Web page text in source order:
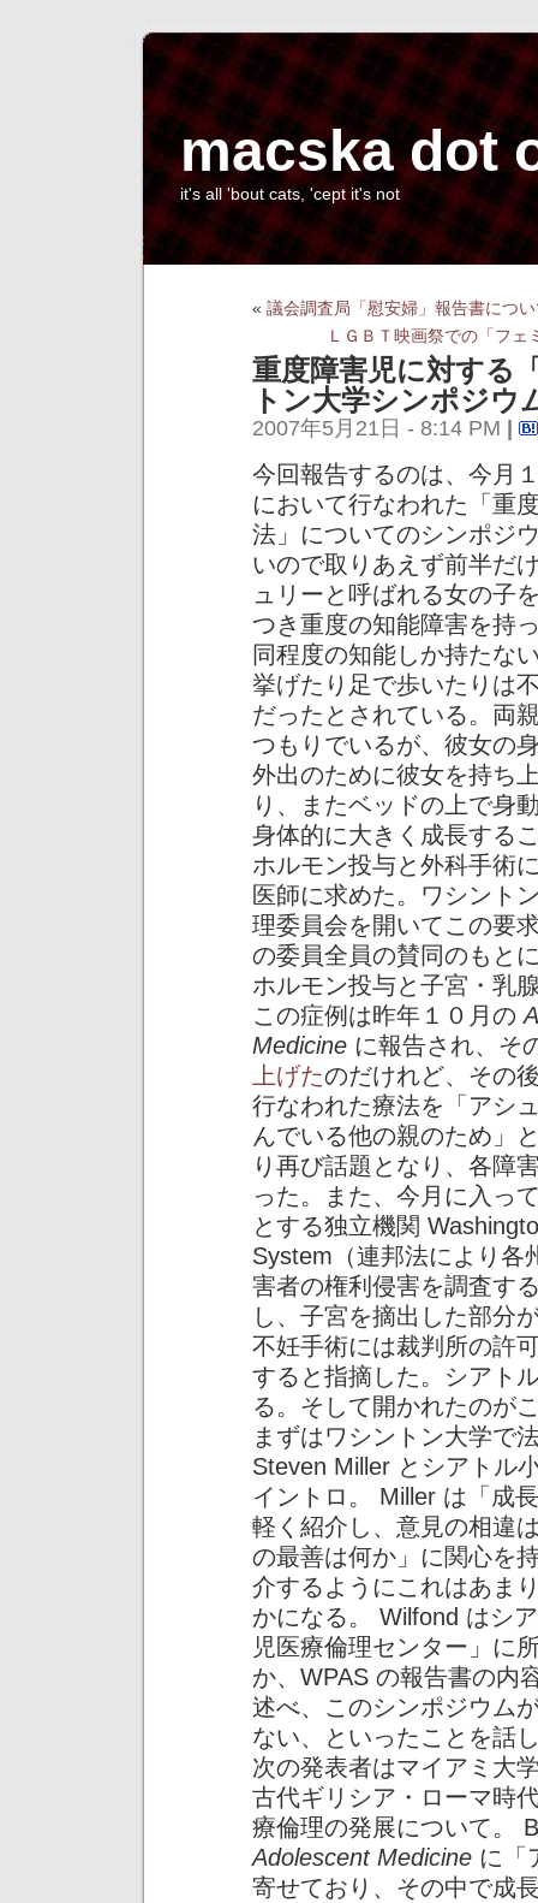
macska dot
it's all 'bout cats, 'cept it's not
« 議会調査局「慰安婦」報告書につ
ＬＧＢＴ映画祭での「フ
重度障害児に対する
トン大学シンポジウ
2007年5月21日 - 8:14 PM
今回報告するのは、今月
において行なわれた「重
法」についてのシンポジ
いので取りあえず前半だ
ュリーと呼ばれる女の子
つき重度の知能障害を持
同程度の知能しか持たな
挙げたり足で歩いたりは
だったとされている。両
つもりでいるが、彼女の
外出のために彼女を持ち
り、またベッドの上で身
身体的に大きく成長する
ホルモン投与と外科手術
医師に求めた。ワシント
理委員会を開いてこの要
の委員全員の賛同のもと
ホルモン投与と子宮・乳
この症例は昨年１０月の
Medicine に報告され、そ
上げたのだけれど、その
行なわれた療法を「アシ
んでいる他の親のため」
り再び話題となり、各障
った。また、今月に入っ
とする独立機関
System（連邦法により各
害者の権利侵害を調査す
し、子宮を摘出した部分
不妊手術には裁判所の許
すると指摘した。シアト
る。そして開かれたのが
まずはワシントン大学で
Steven Miller とシアトル
イントロ。 Miller は「成
軽く紹介し、意見の相違
の最善は何か」に関心を
介するようにこれはあま
かになる。 Wilfond はシ
児医療倫理センター」に
か、WPAS の報告書の内
述べ、このシンポジウム
ない、といったことを話
次の発表者はマイアミ大
古代ギリシア・ローマ時
療倫理の発展について。
Adolescent Medicine に「
寄せており、その中で成